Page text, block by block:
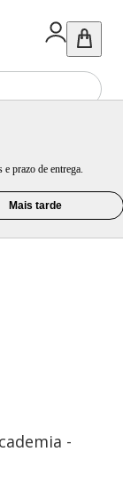
prazo de entrega.
Mais tarde
-